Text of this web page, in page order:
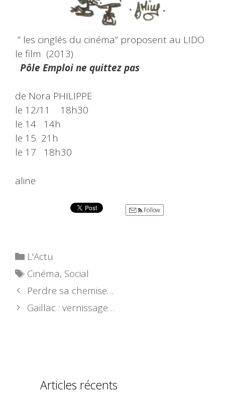
” les cinglés du cinéma” proposent au LIDO
le film (2013)
Pôle Emploi ne quittez pas
de Nora PHILIPPE
le 12/11 18h30
le 14 14h
le 15 21h
le 17 18h30
aline
Follow
Catégories
L'Actu
Étiquettes
Cinéma, Social
Perdre sa chemise…
Gaillac : vernissage…
Articles récents